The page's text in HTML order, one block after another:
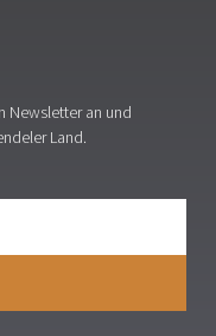
Newsletter an und
Land.